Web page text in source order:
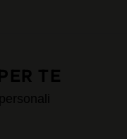
TE